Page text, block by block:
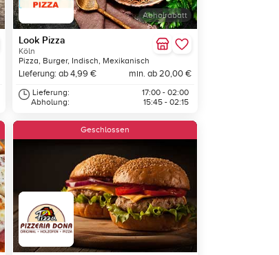
Abholrabatt
Look Pizza
Köln
Pizza, Burger, Indisch, Mexikanisch
Lieferung: ab 4,99 € min. ab 20,00 €
Lieferung:
Abholung:
17:00 - 02:00
15:45 - 02:15
Geschlossen